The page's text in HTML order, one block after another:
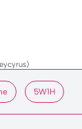
5W1H